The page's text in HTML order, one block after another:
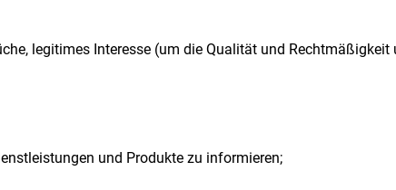
legitimes Interesse (um die Qualität und
und Produkte zu informieren;